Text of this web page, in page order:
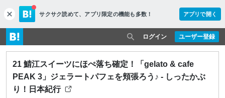
c
l
o
s
e
サクサク読めて、 アプリ限定の機能も多数！ アプリで開く
ユーザー登録
ログイン
21 鯖江スイーツにほぺ落ち確定！「gelato & cafe
PEAK 3」ジェラートパフェを頬張ろう♪ - しったかぶ
り！日本紀行